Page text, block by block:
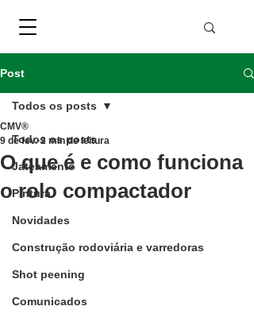
Post
Todos os posts
Jateamento
Pintura
Novidades
Construção rodoviária e varredoras
Shot peening
Comunicados
Todos os posts
O que é e como funciona
o rolo compactador
CMV®
9 de fev. 2 min de leitura